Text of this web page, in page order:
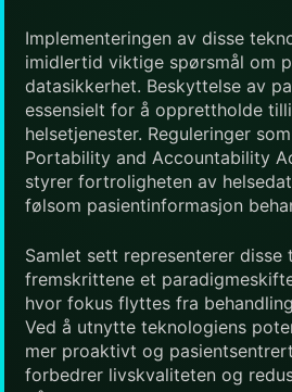
Implementeringen av disse
imidlertid viktige spørsmål om
datasikkerhet. Beskyttelse av
essensielt for å opprettholde
helsetjenester. Reguleringer
Portability and Accountability
styrer fortroligheten av
følsom pasientinformasjon
Samlet sett representerer disse
fremskrittene et
hvor fokus flyttes fra
Ved å utnytte teknologiens
mer proaktivt og
forbedrer livskvaliteten og